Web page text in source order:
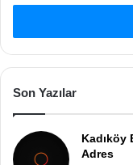
Son Yazılar
Kadıköy
Adres